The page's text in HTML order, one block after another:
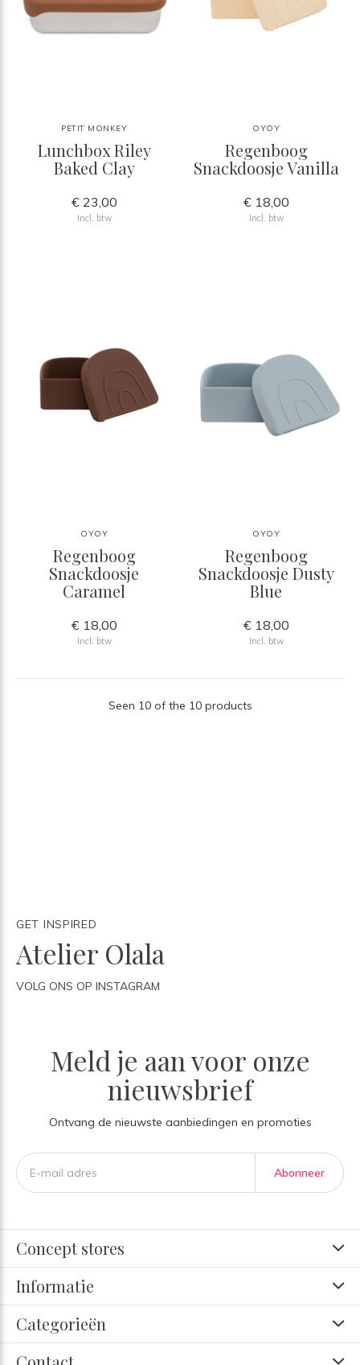
PETIT MONKEY
Lunchbox Riley
Baked Clay
€ 23,00
Incl. btw
OYOY
Regenboog
Snackdoosje Vanilla
€ 18,00
Incl. btw
OYOY
Regenboog
Snackdoosje
Caramel
€ 18,00
Incl. btw
OYOY
Regenboog
Snackdoosje Dusty
Blue
€ 18,00
Incl. btw
Seen 10 of the 10 products
GET INSPIRED
Atelier Olala
VOLG ONS OP INSTAGRAM
Meld je aan voor onze
nieuwsbrief
Ontvang de nieuwste aanbiedingen en promoties
Abonneer
Concept stores
Informatie
Categorieën